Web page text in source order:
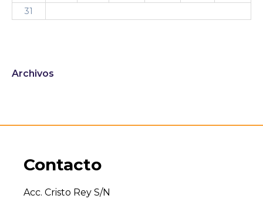
31
Archivos
Contacto
Acc. Cristo Rey S/N